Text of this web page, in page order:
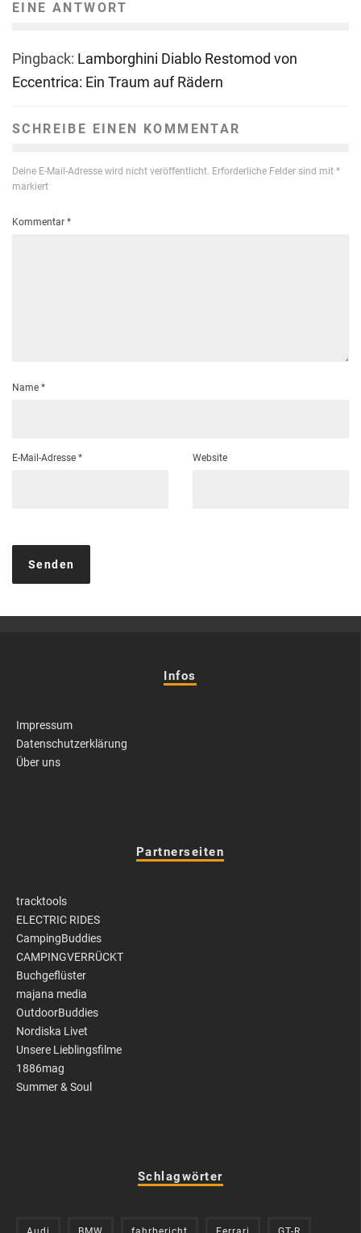
EINE ANTWORT
Pingback: Lamborghini Diablo Restomod von
Eccentrica: Ein Traum auf Rädern
SCHREIBE EINEN KOMMENTAR
Deine E-Mail-Adresse wird nicht veröffentlicht. Erforderliche Felder sind mit *
markiert
Kommentar *
Name *
E-Mail-Adresse * Website
Infos
Impressum
Datenschutzerklärung
Über uns
Partnerseiten
tracktools
ELECTRIC RIDES
CampingBuddies
CAMPINGVERRÜCKT
Buchgeflüster
majana media
OutdoorBuddies
Nordiska Livet
Unsere Lieblingsfilme
1886mag
Summer & Soul
Schlagwörter